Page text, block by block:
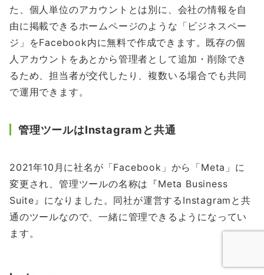
た、個人単位のアカウントとは別に、会社の情報を自
由に掲載できるホームページのような「ビジネスペー
ジ」をFacebook内に無料で作成できます。既存の個
人アカウントをあとから管理者として追加・削除でき
るため、担当者が交代したり、複数いる場合でも共同
で運用できます。
管理ツールはInstagramと共通
2021年10月に社名が「Facebook」から「Meta」に
変更され、管理ツールの名称は『Meta Business
Suite』になりました。同社が運営するInstagramと共
通のツールなので、一緒に管理できるようになってい
ます。